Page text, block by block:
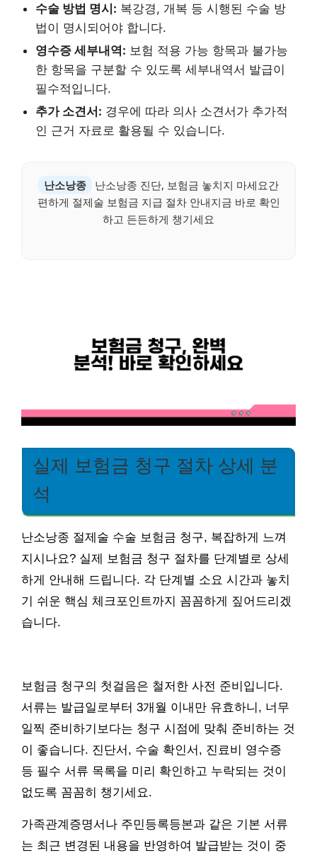
수술 방법 명시: 복강경, 개복 등 시행된 수술 방
법이 명시되어야 합니다.
영수증 세부내역: 보험 적용 가능 항목과 불가능
한 항목을 구분할 수 있도록 세부내역서 발급이
필수적입니다.
추가 소견서: 경우에 따라 의사 소견서가 추가적
인 근거 자료로 활용될 수 있습니다.
난소낭종
난소낭종 진단, 보험금 놓치지 마세요간
편하게 절제술 보험금 지급 절차 안내지금 바로 확인
하고 든든하게 챙기세요
실제 보험금 청구 절차 상세 분
석
난소낭종 절제술 수술 보험금 청구, 복잡하게 느껴
지시나요? 실제 보험금 청구 절차를 단계별로 상세
하게 안내해 드립니다. 각 단계별 소요 시간과 놓치
기 쉬운 핵심 체크포인트까지 꼼꼼하게 짚어드리겠
습니다.
보험금 청구의 첫걸음은 철저한 사전 준비입니다.
서류는 발급일로부터 3개월 이내만 유효하니, 너무
일찍 준비하기보다는 청구 시점에 맞춰 준비하는 것
이 좋습니다. 진단서, 수술 확인서, 진료비 영수증
등 필수 서류 목록을 미리 확인하고 누락되는 것이
없도록 꼼꼼히 챙기세요.
가족관계증명서나 주민등록등본과 같은 기본 서류
는 최근 변경된 내용을 반영하여 발급받는 것이 중